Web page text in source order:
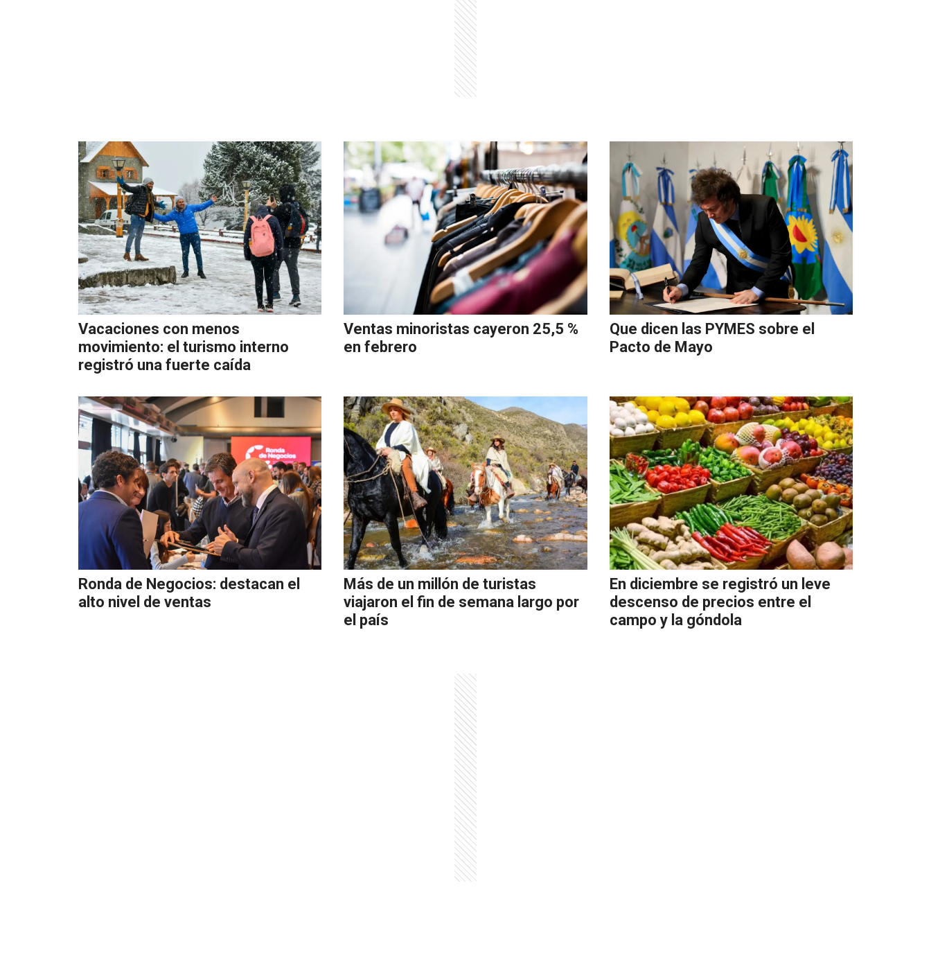
Vacaciones con menos
movimiento: el turismo interno
registró una fuerte caída
Ventas minoristas cayeron 25,5 %
en febrero
Que dicen las PYMES sobre el
Pacto de Mayo
Ronda de Negocios: destacan el
alto nivel de ventas
Más de un millón de turistas
viajaron el fin de semana largo por
el país
En diciembre se registró un leve
descenso de precios entre el
campo y la góndola